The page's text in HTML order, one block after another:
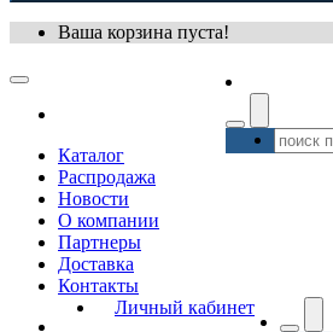
Ваша корзина пуста!
Каталог
Распродажа
Новости
О компании
Партнеры
Доставка
Контакты
Личный кабинет